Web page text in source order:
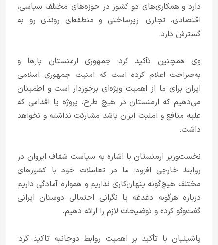
دارد و همکاری‌های دو کشور در حوزه‌های مختلف سیاسی،
اقتصادی، تجاری، زیرساختی و منطقه‌ای روندی رو به
گسترش دارد.
وی همچنین تأکید کرد: جمهوری ارمنستان بارها و
به‌صراحت اعلام کرده است که امنیت جمهوری اسلامی
ایران برای ما از اهمیت ویژه‌ای برخوردار است و اطمینان
می‌دهیم که ارمنستان در هیچ طرح، پروژه یا اقدامی که
علیه منافع و امنیت ایران باشد مشارکت نداشته و نخواهد
داشت.
نخست‌وزیر ارمنستان با اشاره به سیاست شفاف ایروان در
روابط خارجی افزود: ما در تعاملات خود با کشورهای
مختلف هیچ‌گونه پنهان‌کاری نداریم و همواره آمادگی داریم
درباره هرگونه دغدغه یا نگرانی احتمالی دوستان ایرانی
گفت‌وگو کرده و توضیحات لازم را ارائه دهیم.
پاشینیان با تأکید بر اهمیت روابط دوجانبه تاکید کرد: